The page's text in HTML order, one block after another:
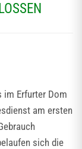
im Erfurter Dom
am ersten
sich die